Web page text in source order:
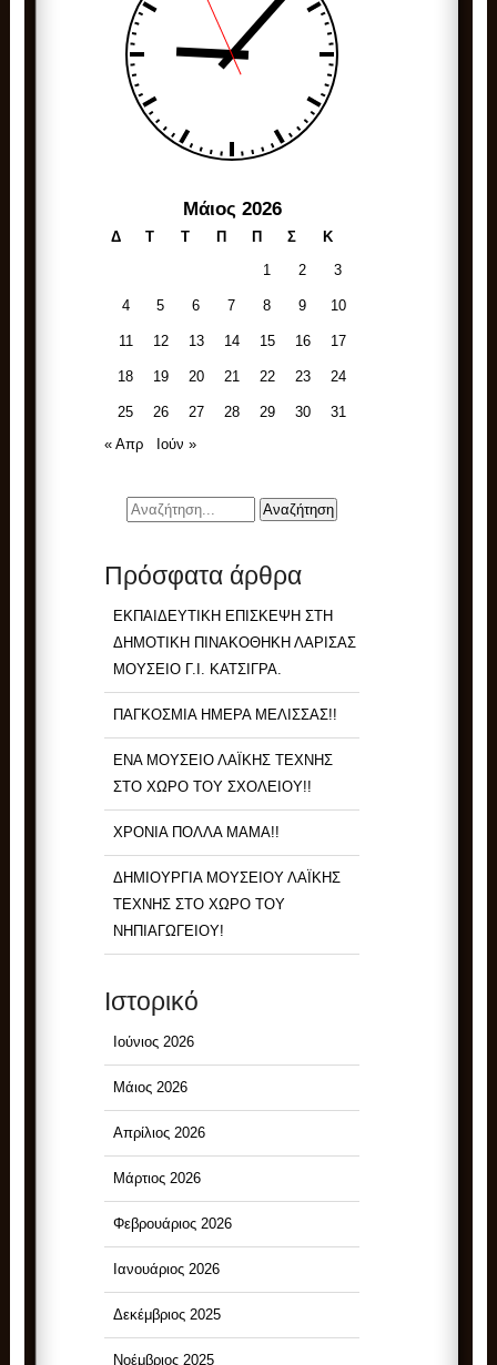
Μάιος 2026
Δ Τ Τ Π Π Σ
Κ
1
2 3
4 5 6 7 8 9 10
11 12 13 14 15 16 17
18 19 20 21 22 23 24
25 26 27 28 29 30
31
« Απρ
Ιούν »
Πρόσφατα άρθρα
ΕΚΠΑΙΔΕΥΤΙΚΗ ΕΠΙΣΚΕΨΗ ΣΤΗ
ΔΗΜΟΤΙΚΗ ΠΙΝΑΚΟΘΗΚΗ ΛΑΡΙΣΑΣ
ΜΟΥΣΕΙΟ Γ.Ι. ΚΑΤΣΙΓΡΑ.
ΠΑΓΚΟΣΜΙΑ ΗΜΕΡΑ ΜΕΛΙΣΣΑΣ!!
ΕΝΑ ΜΟΥΣΕΙΟ ΛΑΪΚΗΣ ΤΕΧΝΗΣ
ΣΤΟ ΧΩΡΟ ΤΟΥ ΣΧΟΛΕΙΟΥ!!
ΧΡΟΝΙΑ ΠΟΛΛΑ ΜΑΜΑ!!
ΔΗΜΙΟΥΡΓΙΑ ΜΟΥΣΕΙΟΥ ΛΑΪΚΗΣ
ΤΕΧΝΗΣ ΣΤΟ ΧΩΡΟ ΤΟΥ
ΝΗΠΙΑΓΩΓΕΙΟΥ!
Ιστορικό
Ιούνιος 2026
Μάιος 2026
Απρίλιος 2026
Μάρτιος 2026
Φεβρουάριος 2026
Ιανουάριος 2026
Δεκέμβριος 2025
Νοέμβριος 2025